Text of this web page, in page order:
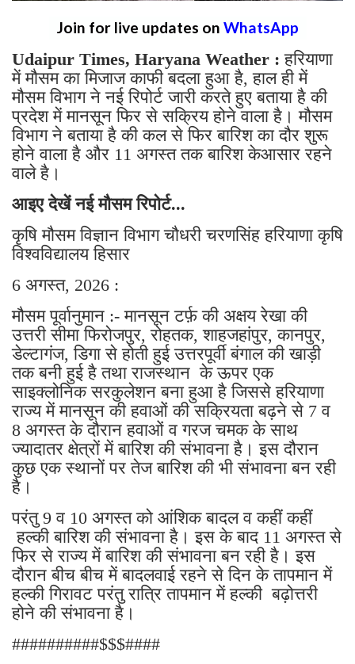
Join for live updates on WhatsApp
Udaipur Times, Haryana Weather :हरियाणा
में मौसम का मिजाज काफी बदला हुआ है, हाल ही में
मौसम विभाग ने नई रिपोर्ट जारी करते हुए बताया है की
प्रदेश में मानसून फिर से सक्रिय होने वाला है। मौसम
विभाग ने बताया है की कल से फिर बारिश का दौर शुरू
होने वाला है और 11 अगस्त तक बारिश केआसार रहने
वाले है।
आइए देखें नई मौसम रिपोर्ट...
कृषि मौसम विज्ञान विभाग चौधरी चरणसिंह हरियाणा कृषि
विश्वविद्यालय हिसार
6 अगस्त, 2026 :
मौसम पूर्वानुमान :- मानसून टर्फ़ की अक्षय रेखा की
उत्तरी सीमा फिरोजपुर, रोहतक, शाहजहांपुर, कानपुर,
डेल्टागंज, डिगा से होती हुई उत्तरपूर्वी बंगाल की खाड़ी
तक बनी हुई है तथा राजस्थान के ऊपर एक
साइक्लोनिक सरकुलेशन बना हुआ है जिससे हरियाणा
राज्य में मानसून की हवाओं की सक्रियता बढ़ने से 7 व
8 अगस्त के दौरान हवाओं व गरज चमक के साथ
ज्यादातर क्षेत्रों में बारिश की संभावना है। इस दौरान
कुछ एक स्थानों पर तेज बारिश की भी संभावना बन रही
है।
परंतु 9 व 10 अगस्त को आंशिक बादल व कहीं कहीं
हल्की बारिश की संभावना है। इस के बाद 11 अगस्त से
फिर से राज्य में बारिश की संभावना बन रही है। इस
दौरान बीच बीच में बादलवाई रहने से दिन के तापमान में
हल्की गिरावट परंतु रात्रि तापमान में हल्की बढ़ोत्तरी
होने की संभावना है।
##########$$$####